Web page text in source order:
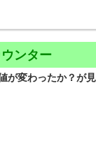
ンター
が変わったか？が